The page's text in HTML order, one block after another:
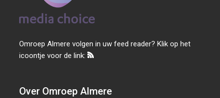
Omroep Almere volgen in uw feed reader? Klik op het
icoontje voor de link:
Over Omroep Almere